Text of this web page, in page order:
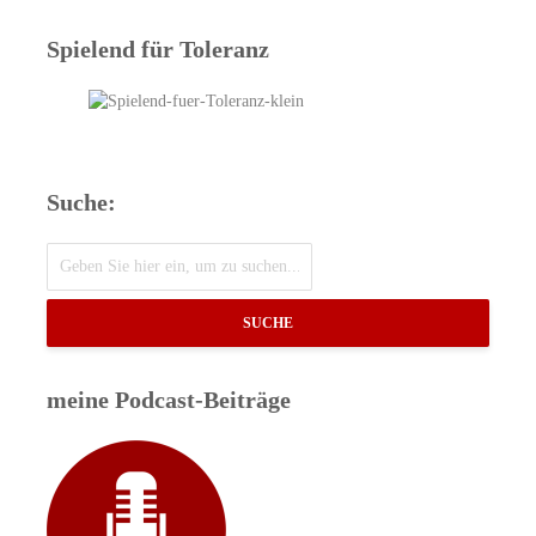
Spielend für Toleranz
Suche:
SUCHE
meine Podcast-Beiträge